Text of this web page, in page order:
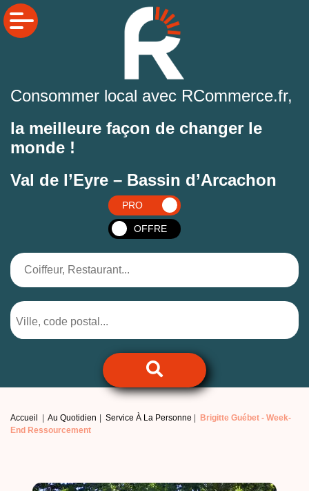
Consommer local avec RCommerce.fr,
la meilleure façon de changer le
monde !
Val de l’Eyre – Bassin d’Arcachon
PRO
OFFRE
Accueil Au Quotidien Service À La Personne Brigitte Guébet -Week-
End Ressourcement